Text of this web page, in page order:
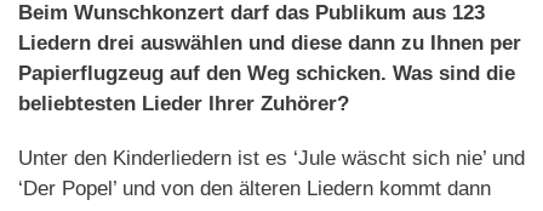
Beim Wunschkonzert darf das Publikum aus 123
Liedern drei auswählen und diese dann zu Ihnen per
Papierflugzeug auf den Weg schicken. Was sind die
beliebtesten Lieder Ihrer Zuhörer?
Unter den Kinderliedern ist es ‘Jule wäscht sich nie’ und
‘Der Popel’ und von den älteren Liedern kommt dann